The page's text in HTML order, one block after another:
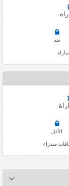
ضد
الأقل